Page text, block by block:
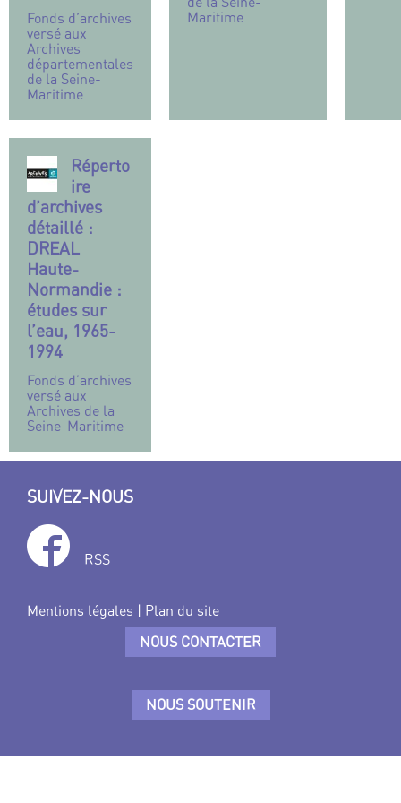
Fonds d’archives
versé aux
Archives
départementales
de la Seine-
Maritime
Maritime
Réperto
ire
d’archives
détaillé :
DREAL
Haute-
Normandie :
études sur
l’eau, 1965-
1994
Fonds d’archives
versé aux
Archives de la
Seine-Maritime
SUIVEZ-NOUS
RSS
Mentions légales | Plan du site
NOUS CONTACTER
NOUS SOUTENIR